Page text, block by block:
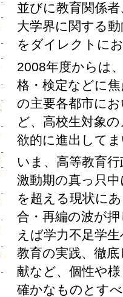
並びに教育関係
大学界に関する
をダイレクトに
2008年度からは
格・検定などに
の主要各都市に
ど、高校生対象
欲的に進出して
いま、高等教育
激動期の真っ只
を超える現状に
合・再編の波が
えば学力不足学
教育の実践、徹
献など、個性や
確かなものとす